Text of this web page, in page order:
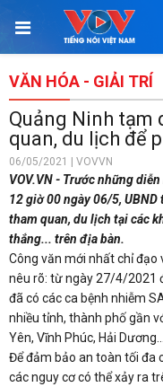
VĂN HÓA - GIẢI TRÍ
Quảng Ninh tạm
quan, du lịch để
06/05/2021 | VOVVN
VOV.VN - Trước những
12 giờ 00 ngày 06/5,
tham quan, du lịch tại các
thắng... trên địa bàn.
Công văn mới nhất chỉ đạo
nêu rõ: từ ngày 27/4/2021
đã có các ca bệnh nhiễm
nhiều tỉnh, thành phố gần
Yên, Vĩnh Phúc, Hải Dương...
Để đảm bảo an toàn tối đa
các nguy cơ có thể xảy ra